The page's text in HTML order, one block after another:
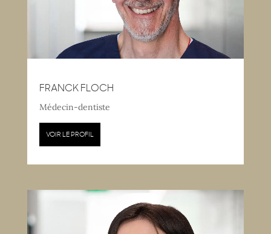
FRANCK FLOCH
Médecin-dentiste
VOIR LE PROFIL